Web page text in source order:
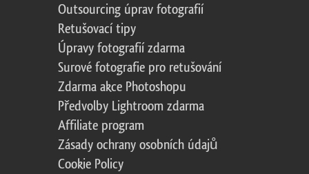
Outsourcing úprav fotografií
Retušovací tipy
Úpravy fotografií zdarma
Surové fotografie pro retušování
Zdarma akce Photoshopu
Předvolby Lightroom zdarma
Affiliate program
Zásady ochrany osobních údajů
Cookie Policy